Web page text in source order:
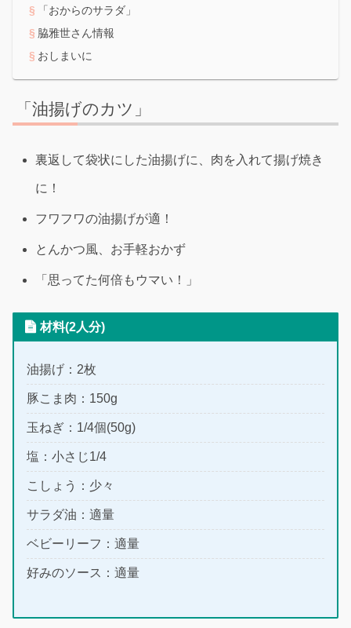
「おからのサラダ」
脇雅世さん情報
おしまいに
「油揚げのカツ」
裏返して袋状にした油揚げに、肉を入れて揚げ焼き
に！
フワフワの油揚げが適！
とんかつ風、お手軽おかず
「思ってた何倍もウマい！」
材料(2人分)
油揚げ：2枚
豚こま肉：150g
玉ねぎ：1/4個(50g)
塩：小さじ1/4
こしょう：少々
サラダ油：適量
ベビーリーフ：適量
好みのソース：適量